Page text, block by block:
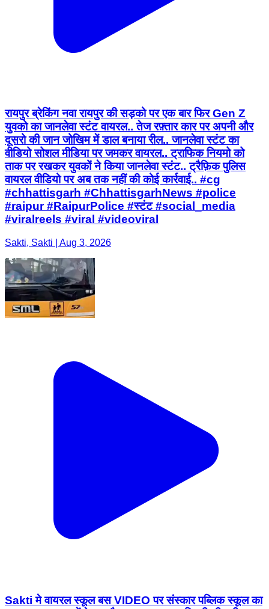
रायपुर ब्रेकिंग नवा रायपुर की सड़को पर एक बार फिर Gen Z
युवको का जानलेवा स्टंट वायरल.. तेज रफ़्तार कार पर अपनी और
दूसरो की जान जोखिम में डाल बनाया रील.. जानलेवा स्टंट का
वीडियो सोशल मीडिया पर जमकर वायरल.. ट्राफिक नियमो को
ताक पर रखकर युवकों ने किया जानलेवा स्टंट.. ट्रैफ़िक पुलिस
वायरल वीडियो पर अब तक नहीं की कोई कार्रवाई.. #cg
#chhattisgarh #ChhattisgarhNews #police
#raipur #RaipurPolice #स्टंट #social_media
#viralreels #viral #videoviral
Sakti, Sakti | Aug 3, 2026
Sakti मे वायरल स्कूल बस VIDEO पर संस्कार पब्लिक स्कूल का